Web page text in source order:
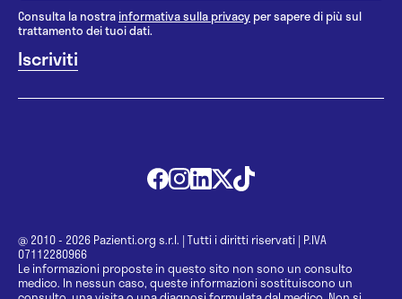
Consulta la nostrainformativa sulla privacy per sapere di più sul
trattamento dei tuoi dati.
@ 2010 - 2026 Pazienti.org s.r.l. | Tutti i diritti riservati | P.IVA
07112280966
Le informazioni proposte in questo sito non sono un consulto
medico. In nessun caso, queste informazioni sostituiscono un